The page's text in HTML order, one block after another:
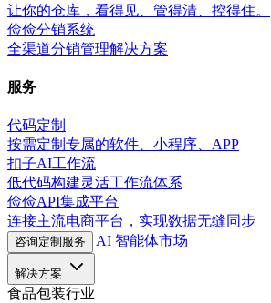
让你的仓库，看得见、管得清、控得住。
俭俭分销系统
全渠道分销管理解决方案
服务
代码定制
按需定制专属的软件、小程序、APP
扣子AI工作流
低代码构建灵活工作流体系
俭俭API集成平台
连接主流电商平台，实现数据无缝同步
咨询定制服务 AI 智能体市场
解决方案
食品包装行业